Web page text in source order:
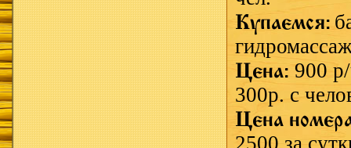
Купаемся:
Цена: 900
300р. с
Цена
2500 за